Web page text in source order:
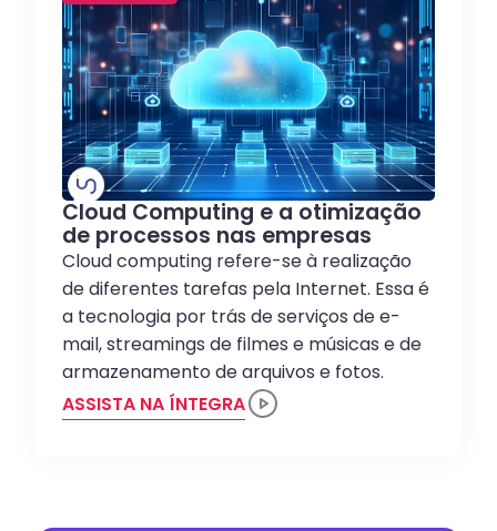
Cloud Computing e a otimização
de processos nas empresas
Cloud computing refere-se à realização
de diferentes tarefas pela Internet. Essa é
a tecnologia por trás de serviços de e-
mail, streamings de filmes e músicas e de
armazenamento de arquivos e fotos.
ASSISTA NA ÍNTEGRA